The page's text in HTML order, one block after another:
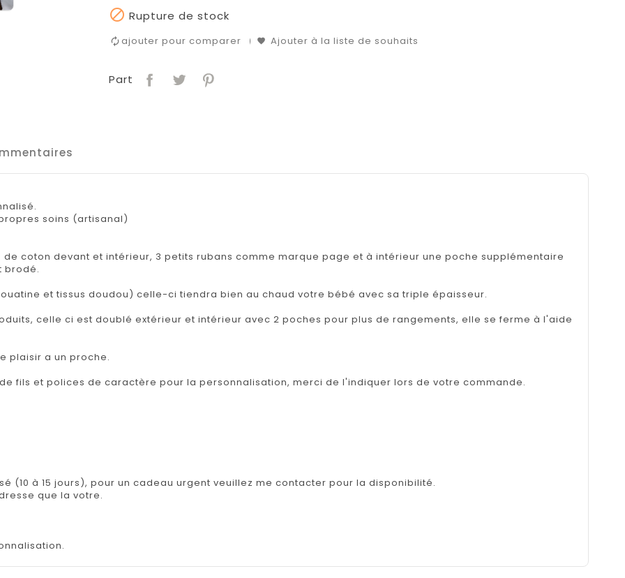
 Rupture de stock
ajouter pour comparer Ajouter à la liste de souhaits
Part
soins (artisanal)
coton devant et intérieur, 3 petits rubans comme marque page et à intérieur une poche supplémentaire
brodé.
et tissus doudou) celle-ci tiendra bien au chaud votre bébé avec sa triple épaisseur.
celle ci est doublé extérieur et intérieur avec 2 poches pour plus de rangements, elle se ferme à l'aide
plaisir a un proche.
fils et polices de caractère pour la personnalisation, merci de l'indiquer lors de votre commande.
(10 à 15 jours), pour un cadeau urgent veuillez me contacter pour la disponibilité.
que la votre.